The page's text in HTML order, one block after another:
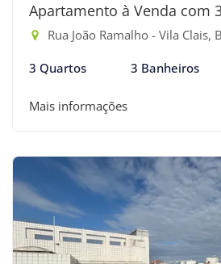
Apartamento à Venda com
Rua João Ramalho - Vila Clais,
3 Quartos 3 Banheiros
Mais informações